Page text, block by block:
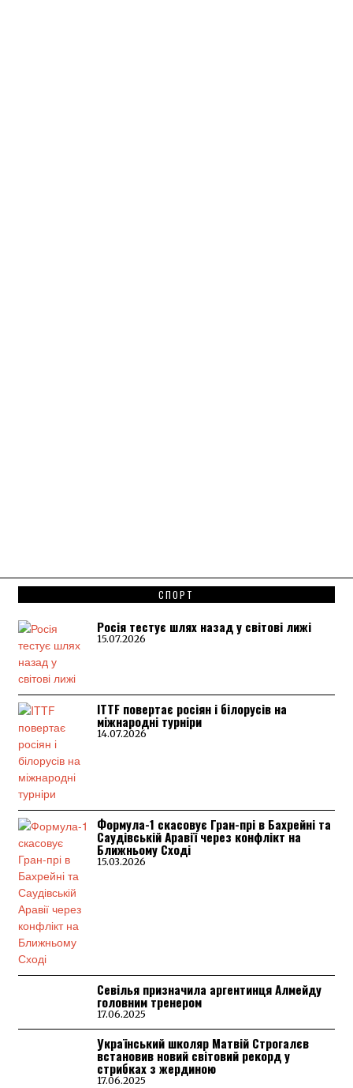
СПОРТ
Росія тестує шлях назад у світові лижі
15.07.2026
ITTF повертає росіян і білорусів на
міжнародні турніри
14.07.2026
Формула-1 скасовує Гран-прі в Бахрейні та
Саудівській Аравії через конфлікт на
Ближньому Сході
15.03.2026
Севілья призначила аргентинця Алмейду
головним тренером
17.06.2025
Український школяр Матвій Строгалєв
встановив новий світовий рекорд у
стрибках з жердиною
17.06.2025